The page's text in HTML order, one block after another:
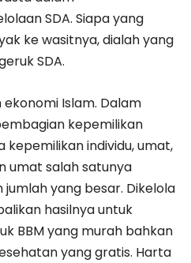
SDA. Siapa yang
ke wasitnya, dialah yang
SDA.
Islam. Dalam
kepemilikan
individu, umat,
umat salah satunya
yang besar. Dikelola
hasilnya untuk
BBM yang murah bahkan
yang gratis. Harta